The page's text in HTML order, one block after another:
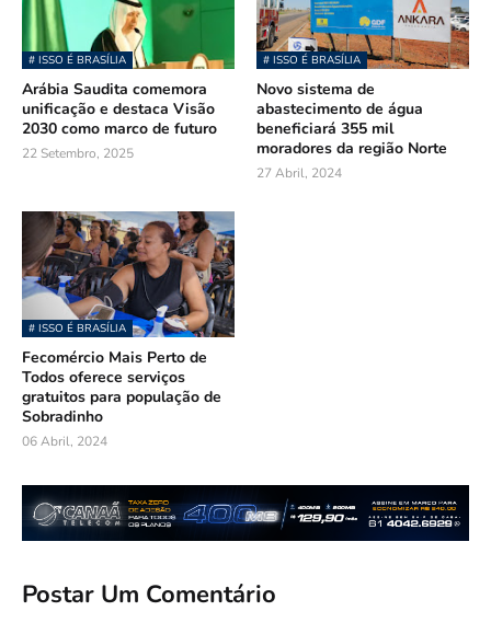
# ISSO É BRASÍLIA
Arábia Saudita comemora
unificação e destaca Visão
2030 como marco de futuro
22 Setembro, 2025
# ISSO É BRASÍLIA
Novo sistema de
abastecimento de água
beneficiará 355 mil
moradores da região Norte
27 Abril, 2024
# ISSO É BRASÍLIA
Fecomércio Mais Perto de
Todos oferece serviços
gratuitos para população de
Sobradinho
06 Abril, 2024
Postar Um Comentário